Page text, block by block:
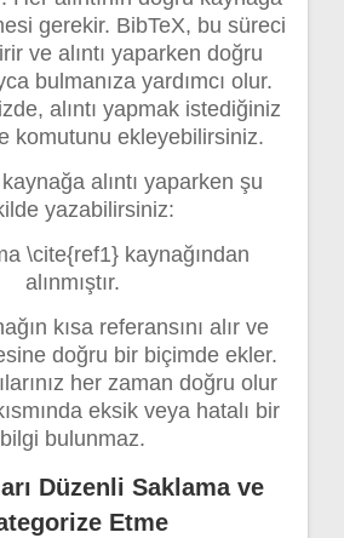
gerekir. BibTeX, bu süreci
ve alıntı yaparken doğru
bulmanıza yardımcı olur.
alıntı yapmak istediğiniz
komutunu ekleyebilirsiniz.
alıntı yaparken şu
yazabilirsiniz:
\cite{ref1} kaynağından
alınmıştır.
kısa referansını alır ve
doğru bir biçimde ekler.
her zaman doğru olur
eksik veya hatalı bir
bilgi bulunmaz.
Düzenli Saklama ve
Etme